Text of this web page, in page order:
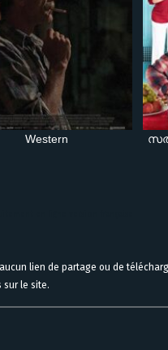
Western
lien de partage ou de
sur le site.